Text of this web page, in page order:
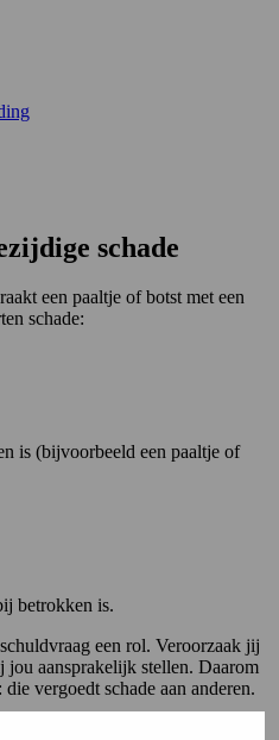
schade
een paaltje of botst met een
schade:
is (bijvoorbeeld een paaltje of
betrokken is.
een rol. Veroorzaak jij
jou aansprakelijk stellen. Daarom
vergoedt schade aan anderen.